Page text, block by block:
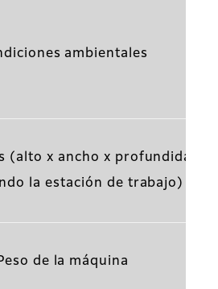
ambientales
(alto x ancho x profundidad)
la estación de trabajo)
de la máquina